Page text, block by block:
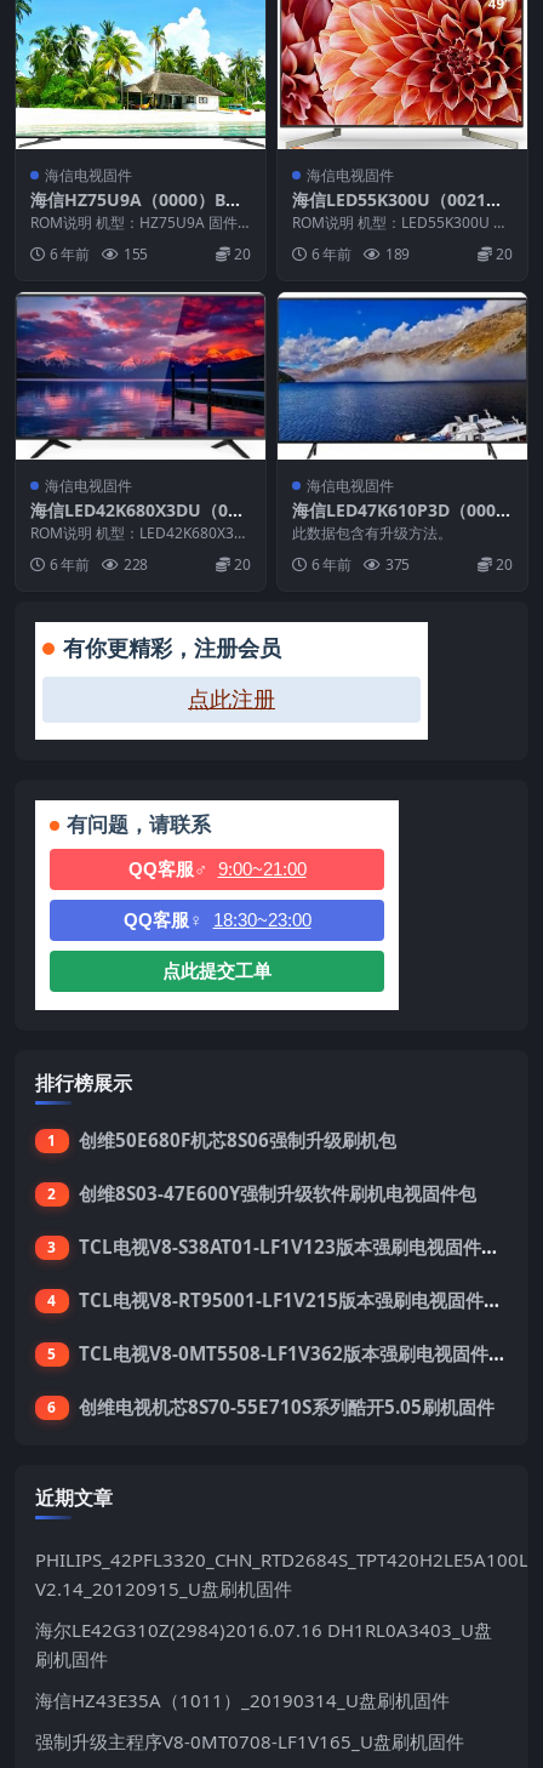
海信电视固件
海信HZ75U9A（0000）BO
M1_C005_20170914官方原
厂USB刷机电视固件包
ROM说明 机型：HZ75U9A 固件
版本：（0000） BOM：1 海信HZ
7... 6 年前 155 20
海信电视固件
海信LED55K300U（0021）
BOM4_C002_20160928官方
原厂USB刷机电视固件包
ROM说明 机型：LED55K300U 固
件版本：（0021） BOM：4 海
信...6 年前 189 20
海信电视固件
海信LED42K680X3DU（000
1）BOM2官方原厂USB刷机
电视固件包
ROM说明 机型：LED42K680X3D
U 固件版本：（0001） BOM：
2... 6 年前 228 20
海信电视固件
海信LED47K610P3D（000
0）BOM1原装救砖刷机电视
固件包
此数据包含有升级方法。
6 年前
375 20
有你更精彩，注册会员
点此注册
有问题，请联系
QQ客服♂ 9:00~21:00
QQ客服♀ 18:30~23:00
点此提交工单
排行榜展示
1 创维50E680F机芯8S06强制升级刷机包
2 创维8S03-47E600Y强制升级软件刷机电视固件包
3 TCL电视V8-S38AT01-LF1V123版本强刷电视固件包下载
4 TCL电视V8-RT95001-LF1V215版本强刷电视固件包下载
5 TCL电视V8-0MT5508-LF1V362版本强刷电视固件包下载
6 创维电视机芯8S70-55E710S系列酷开5.05刷机固件
近期文章
V2.14_20120915_U盘刷机固件
海尔LE42G310Z(2984)2016.07.16 DH1RL0A3403_U盘
刷机固件
海信HZ43E35A（1011）_20190314_U盘刷机固件
强制升级主程序V8-0MT0708-LF1V165_U盘刷机固件